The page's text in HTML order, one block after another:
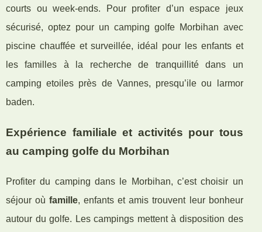
courts ou week-ends. Pour profiter d’un espace jeux
sécurisé, optez pour un camping golfe Morbihan avec
piscine chauffée et surveillée, idéal pour les enfants et
les familles à la recherche de tranquillité dans un
camping etoiles près de Vannes, presqu’ile ou larmor
baden.
Expérience familiale et activités pour tous
au camping golfe du Morbihan
Profiter du camping dans le Morbihan, c’est choisir un
séjour oùfamille, enfants et amis trouvent leur bonheur
autour du golfe. Les campings mettent à disposition des